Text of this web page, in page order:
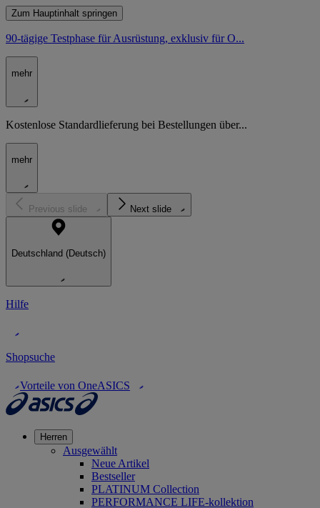
Zum Hauptinhalt springen
90-tägige Testphase für Ausrüstung, exklusiv für O...
mehr
Kostenlose Standardlieferung bei Bestellungen über...
mehr
Previous slide Next slide
Deutschland (Deutsch)
Hilfe
Shopsuche
Vorteile von OneASICS
Herren
Ausgewählt
Neue Artikel
Bestseller
PLATINUM Collection
PERFORMANCE LIFE-kollektion